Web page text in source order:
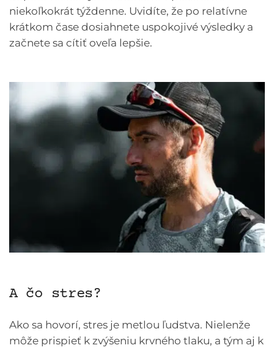
niekoľkokrát týždenne. Uvidíte, že po relatívne
krátkom čase dosiahnete uspokojivé výsledky a
začnete sa cítiť oveľa lepšie.
A čo stres?
Ako sa hovorí, stres je metlou ľudstva. Nielenže
môže prispieť k zvýšeniu krvného tlaku, a tým aj k